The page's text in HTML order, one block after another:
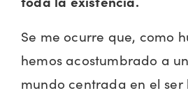
Se me ocurre que, como
hemos acostumbrado a
mundo centrada en el ser